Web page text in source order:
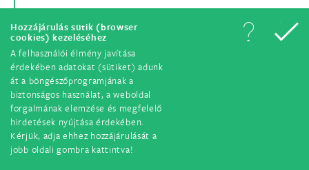
Hozzájárulás sütik (browser
cookies) kezeléséhez
A felhasználói élmény javítása
érdekében adatokat (sütiket) adunk
át a böngészőprogramjának a
biztonságos használat, a weboldal
forgalmának elemzése és megfelelő
hirdetések nyújtása érdekében.
Kérjük, adja ehhez hozzájárulását a
jobb oldali gombra kattintva!
3. A katolikus egyetem az Egyházban
27. Minden katolikus egyetem, anélkül hogy
megszűnne egyetem lenni, intézményi jellegének
megfelelő kapcsolatban áll az Egyházzal. Így
közvetlenül a helyi Egyház életében vesz részt,
ugyanakkor, mert egyetemi intézmény, része a
tudomány és kutatás nemzetközi közösségének;